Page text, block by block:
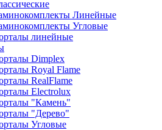
Линейные
Угловые
линейные
Dimplex
Royal Flame
RealFlame
Electrolux
"Камень"
"Дерево"
Угловые